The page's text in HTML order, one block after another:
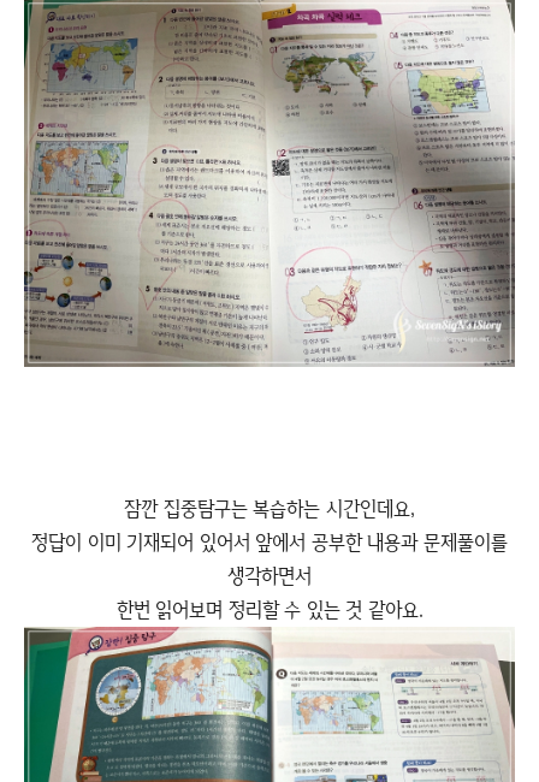
잠깐 집중탐구는 복습하는 시간인데요,
정답이 이미 기재되어 있어서 앞에서 공부한 내용과 문제풀이를
생각하면서
한번 읽어보며 정리할 수 있는 것 같아요.